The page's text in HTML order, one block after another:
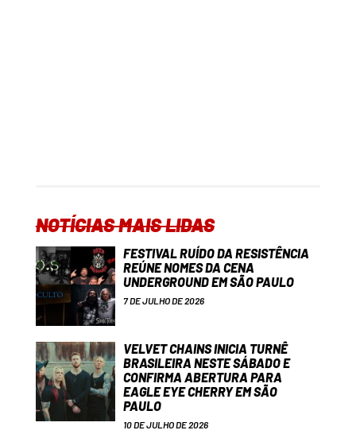
NOTÍCIAS MAIS LIDAS
FESTIVAL RUÍDO DA RESISTÊNCIA
REÚNE NOMES DA CENA
UNDERGROUND EM SÃO PAULO
7 DE JULHO DE 2026
VELVET CHAINS INICIA TURNÊ
BRASILEIRA NESTE SÁBADO E
CONFIRMA ABERTURA PARA
EAGLE EYE CHERRY EM SÃO
PAULO
10 DE JULHO DE 2026